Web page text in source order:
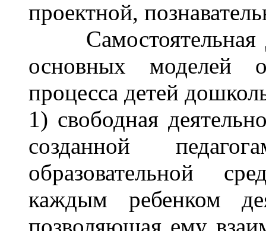
проектной,
Самостоятельная
основных моделей
процесса детей
1) свободная
созданной
образовательной
каждым ребенком